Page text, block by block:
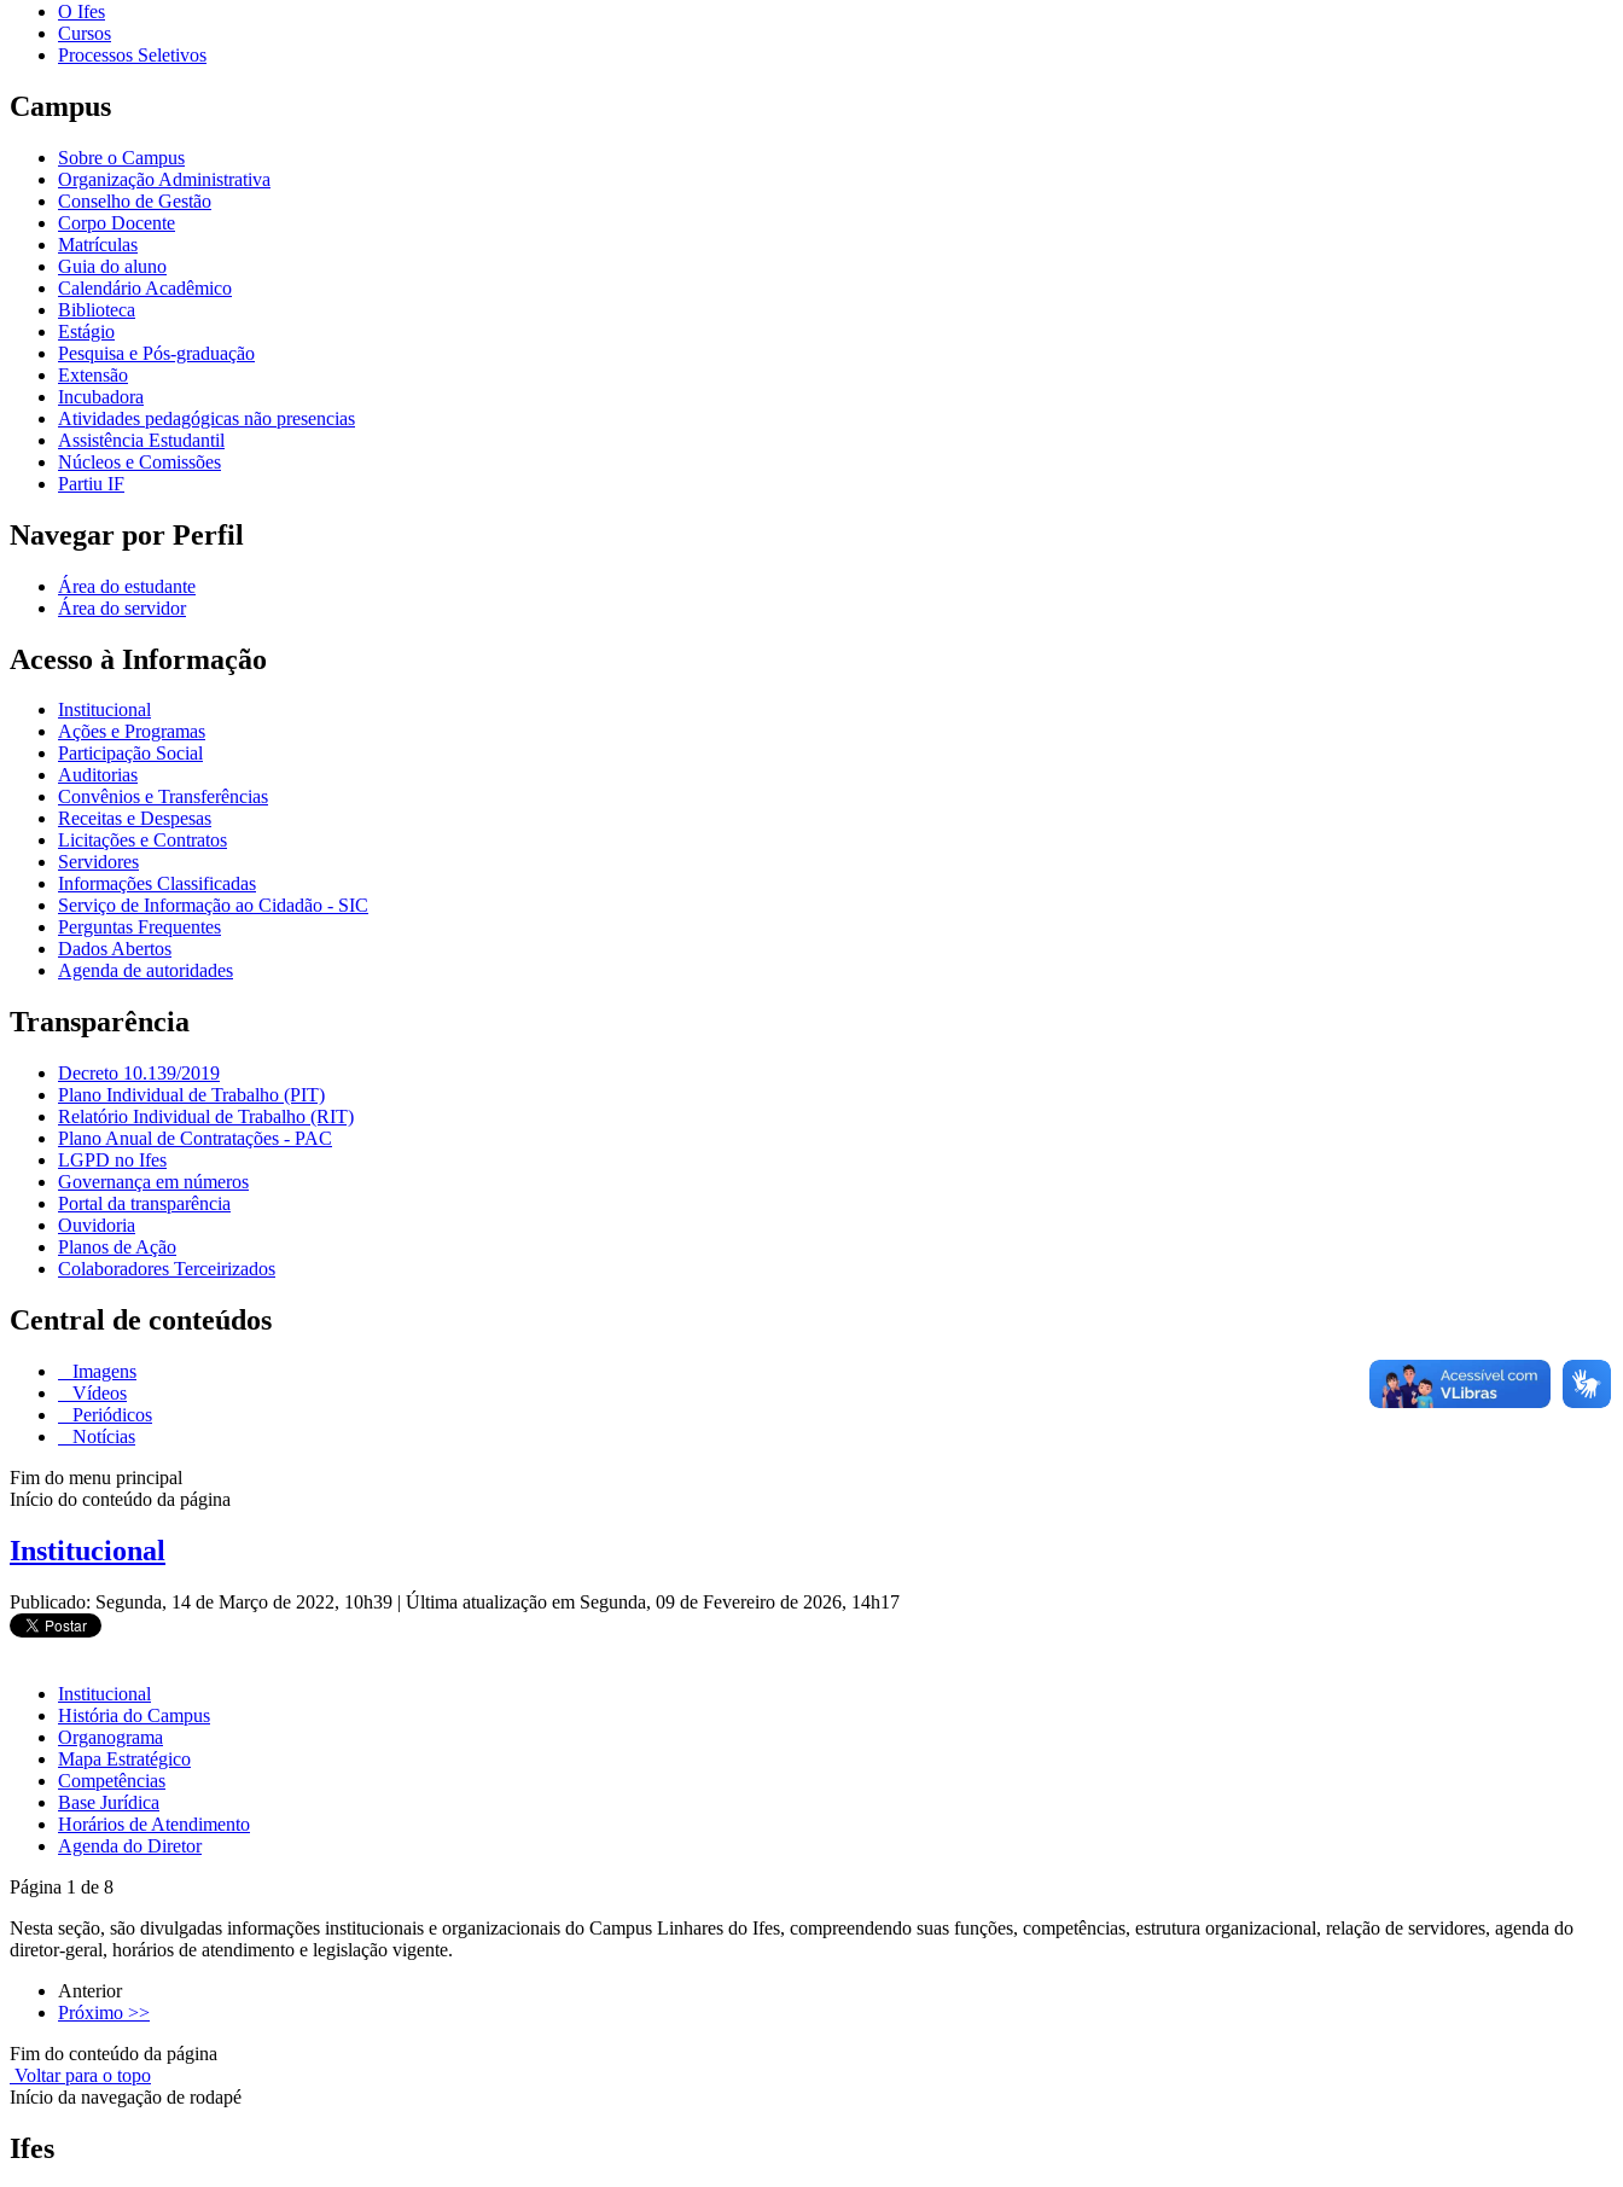
O Ifes
Cursos
Processos Seletivos
Campus
Sobre o Campus
Organização Administrativa
Conselho de Gestão
Corpo Docente
Matrículas
Guia do aluno
Calendário Acadêmico
Biblioteca
Estágio
Pesquisa e Pós-graduação
Extensão
Incubadora
Atividades pedagógicas não presencias
Assistência Estudantil
Núcleos e Comissões
Partiu IF
Navegar por Perfil
Área do estudante
Área do servidor
Acesso à Informação
Institucional
Ações e Programas
Participação Social
Auditorias
Convênios e Transferências
Receitas e Despesas
Licitações e Contratos
Servidores
Informações Classificadas
Serviço de Informação ao Cidadão - SIC
Perguntas Frequentes
Dados Abertos
Agenda de autoridades
Transparência
Decreto 10.139/2019
Plano Individual de Trabalho (PIT)
Relatório Individual de Trabalho (RIT)
Plano Anual de Contratações - PAC
LGPD no Ifes
Governança em números
Portal da transparência
Ouvidoria
Planos de Ação
Colaboradores Terceirizados
Central de conteúdos
Imagens
Vídeos
Periódicos
Notícias
Fim do menu principal
Início do conteúdo da página
Institucional
Publicado: Segunda, 14 de Março de 2022, 10h39 | Última atualização em Segunda, 09 de Fevereiro de 2026, 14h17
Institucional
História do Campus
Organograma
Mapa Estratégico
Competências
Base Jurídica
Horários de Atendimento
Agenda do Diretor
Página 1 de 8
Nesta seção, são divulgadas informações institucionais e organizacionais do Campus Linhares do Ifes, compreendendo suas funções, competências, estrutura organizacional, relação de servidores, agenda do
diretor-geral, horários de atendimento e legislação vigente.
Anterior
Próximo >>
Fim do conteúdo da página
Voltar para o topo
Início da navegação de rodapé
Ifes